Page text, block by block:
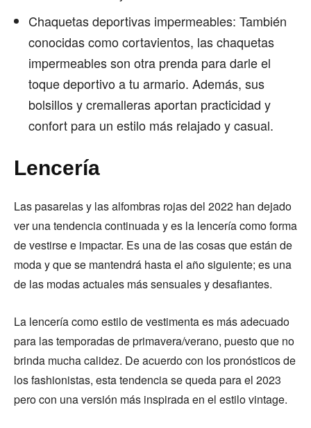
Chaquetas deportivas impermeables: También
conocidas como cortavientos, las chaquetas
impermeables son otra prenda para darle el
toque deportivo a tu armario. Además, sus
bolsillos y cremalleras aportan practicidad y
confort para un estilo más relajado y casual.
Lencería
Las pasarelas y las alfombras rojas del 2022 han dejado
ver una tendencia continuada y es la lencería como forma
de vestirse e impactar. Es una de las cosas que están de
moda y que se mantendrá hasta el año siguiente; es una
de las modas actuales más sensuales y desafiantes.
La lencería como estilo de vestimenta es más adecuado
para las temporadas de primavera/verano, puesto que no
brinda mucha calidez. De acuerdo con los pronósticos de
los fashionistas, esta tendencia se queda para el 2023
pero con una versión más inspirada en el estilo vintage.